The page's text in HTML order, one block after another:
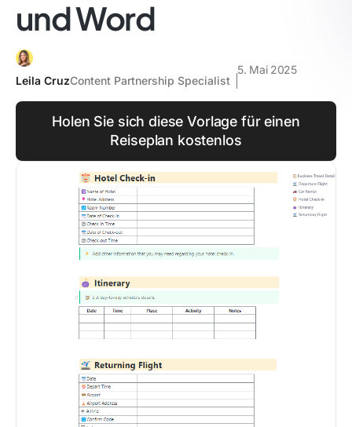
und Word
Leila CruzContent Partnership Specialist
5. Mai 2025
Holen Sie sich diese Vorlage für einen
Reiseplan kostenlos